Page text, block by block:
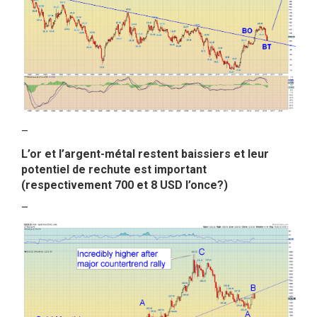
–
L’or et l’argent-métal restent baissiers et leur
potentiel de rechute est important
(respectivement 700 et 8 USD l’once?)
–